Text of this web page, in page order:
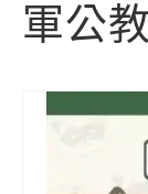
信用貸款
代書貸款
銀行
軍公